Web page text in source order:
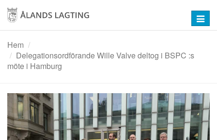
Hoppa
huvudinnehåll
Hem
Delegationsordförande Wille Valve deltog i BSPC :s
möte i Hamburg